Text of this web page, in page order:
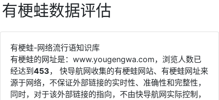
有梗蛙数据评估
有梗蛙-网络流行语知识库
有梗蛙的网址是：www.yougengwa.com，浏览人数已
经达到453， 快导航网收集的有梗蛙网站、有梗蛙网址来
源于网络，不保证外部链接的实时性、准确性和完整性，
同时，对于该外部链接的指向，不由快导航网实际控制，